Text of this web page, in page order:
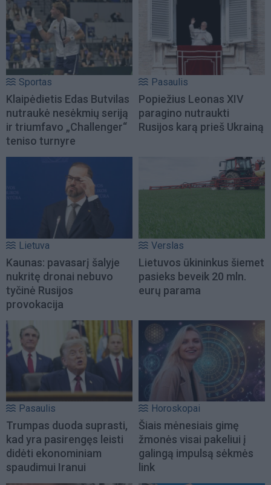
Sportas
Klaipėdietis Edas Butvilas
nutraukė nesėkmių seriją
ir triumfavo „Challenger“
teniso turnyre
Pasaulis
Popiežius Leonas XIV
paragino nutraukti
Rusijos karą prieš Ukrainą
Lietuva
Kaunas: pavasarį šalyje
nukritę dronai nebuvo
tyčinė Rusijos
provokacija
Verslas
Lietuvos ūkininkus šiemet
pasieks beveik 20 mln.
eurų parama
Pasaulis
Trumpas duoda suprasti,
kad yra pasirengęs leisti
didėti ekonominiam
spaudimui Iranui
Horoskopai
Šiais mėnesiais gimę
žmonės visai pakeliui į
galingą impulsą sėkmės
link